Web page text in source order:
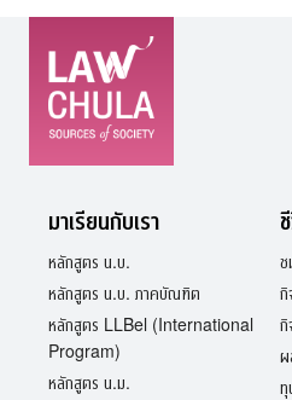
มาเรียนกับเรา
หลักสูตร น.บ.
หลักสูตร น.บ. ภาคบัณฑิต
หลักสูตร LLBel (International
Program)
หลักสูตร น.ม.
ช
กิ
ทุ